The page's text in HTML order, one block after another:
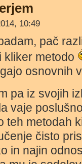
10:49
pač
kliker metodo
osnovnih
pa iz svojih
vaje
teh metodah
čisto
in najin